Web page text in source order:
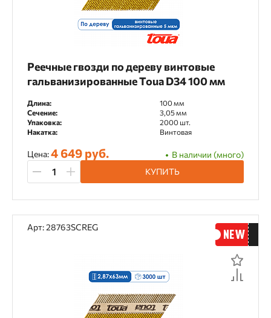
Реечные гвозди по дереву винтовые
гальванизированные Toua D34 100 мм
Длина:
100 мм
Сечение:
3,05 мм
Упаковка:
2000 шт.
Накатка:
Винтовая
Цена:4 649 руб.
В наличии (много)
КУПИТЬ
Арт: 28763SCREG